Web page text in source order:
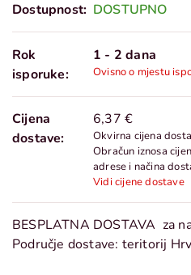
Dostupnost: DOSTUPNO
Rok
isporuke:
1 - 2 dana
Ovisno o mjestu
Cijena
dostave:
6,37 €
Okvirna cijena
Obračun iznosa
adrese i načina
Vidi cijene dostave
BESPLATNA DOSTAVA za
Područje dostave: teritorij